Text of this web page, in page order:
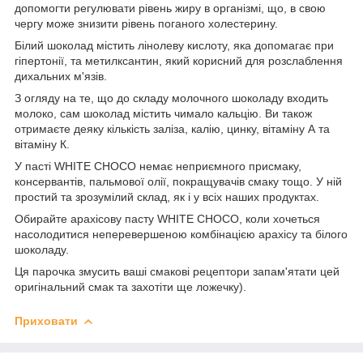
допомогти регулювати рівень жиру в організмі, що, в свою
чергу може знизити рівень поганого холестерину.
Білий шоколад містить лінолеву кислоту, яка допомагає при
гіпертонії, та метилксантин, який корисний для розслаблення
дихальних м'язів.
З огляду на те, що до складу молочного шоколаду входить
молоко, сам шоколад містить чимало кальцію. Ви також
отримаєте деяку кількість заліза, калію, цинку, вітаміну А та
вітаміну К.
У пасті WHITE CHOCO немає неприємного присмаку,
консервантів, пальмової олії, покращувачів смаку тощо. У ній
простий та зрозумілий склад, як і у всіх наших продуктах.
Обирайте арахісову пасту WHITE CHOCO, коли хочеться
насолодитися неперевершеною комбінацією арахісу та білого
шоколаду.
Ця парочка змусить ваші смакові рецептори запам'ятати цей
оригінальний смак та захотіти ще ложечку).
Приховати